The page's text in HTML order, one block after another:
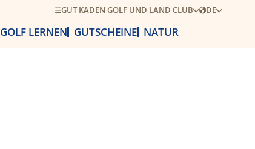
GUT KADEN GOLF UND LAND CLUB DE
GOLF LERNEN GUTSCHEINE NATUR